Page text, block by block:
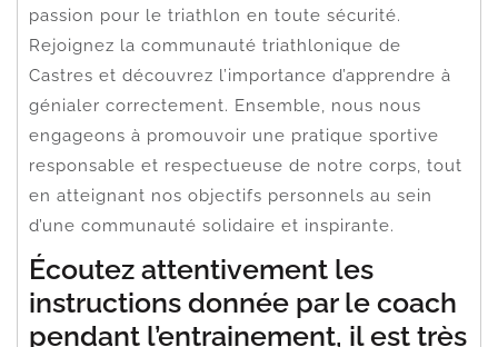
passion pour le triathlon en toute sécurité.
Rejoignez la communauté triathlonique de
Castres et découvrez l’importance d’apprendre à
génialer correctement. Ensemble, nous nous
engageons à promouvoir une pratique sportive
responsable et respectueuse de notre corps, tout
en atteignant nos objectifs personnels au sein
d’une communauté solidaire et inspirante.
Écoutez attentivement les
instructions donnée par le coach
pendant l’entrainement, il est très